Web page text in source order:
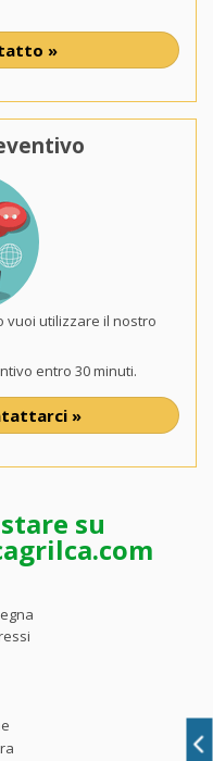
»
vuoi utilizzare il nostro
entro 30 minuti.
»
su